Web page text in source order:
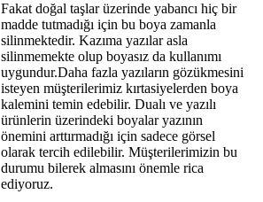
Fakat doğal taşlar üzerinde yabancı hiç bir
madde tutmadığı için bu boya zamanla
silinmektedir. Kazıma yazılar asla
silinmemekte olup boyasız da kullanımı
uygundur.Daha fazla yazıların gözükmesini
isteyen müşterilerimiz kırtasiyelerden boya
kalemini temin edebilir. Dualı ve yazılı
ürünlerin üzerindeki boyalar yazının
önemini arttırmadığı için sadece görsel
olarak tercih edilebilir. Müşterilerimizin bu
durumu bilerek almasını önemle rica
ediyoruz.